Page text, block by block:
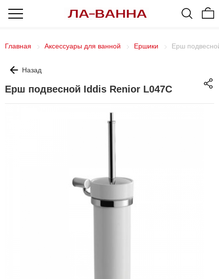
Главная Аксессуары для ванной Ершики Ерш
Назад
Ерш подвесной Iddis Renior L047C